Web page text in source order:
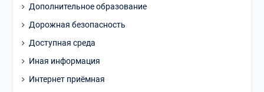
Дополнительное образование
Дорожная безопасность
Доступная среда
Иная информация
Интернет приёмная